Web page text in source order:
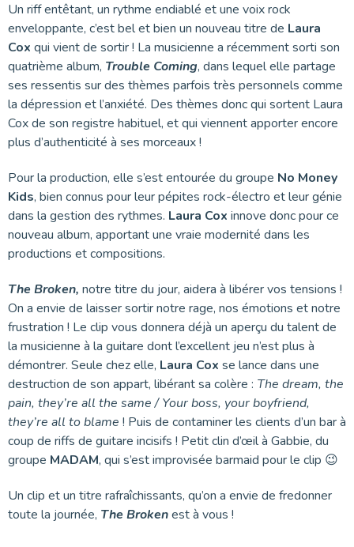
Un riff entêtant, un rythme endiablé et une voix rock
enveloppante, c’est bel et bien un nouveau titre de Laura
Cox qui vient de sortir ! La musicienne a récemment sorti son
quatrième album, Trouble Coming, dans lequel elle partage
ses ressentis sur des thèmes parfois très personnels comme
la dépression et l’anxiété. Des thèmes donc qui sortent Laura
Cox de son registre habituel, et qui viennent apporter encore
plus d’authenticité à ses morceaux !
Pour la production, elle s’est entourée du groupe No Money
Kids, bien connus pour leur pépites rock-électro et leur génie
dans la gestion des rythmes. Laura Cox innove donc pour ce
nouveau album, apportant une vraie modernité dans les
productions et compositions.
The Broken, notre titre du jour, aidera à libérer vos tensions !
On a envie de laisser sortir notre rage, nos émotions et notre
frustration ! Le clip vous donnera déjà un aperçu du talent de
la musicienne à la guitare dont l’excellent jeu n’est plus à
démontrer. Seule chez elle, Laura Cox se lance dans une
destruction de son appart, libérant sa colère : The dream, the
pain, they’re all the same / Your boss, your boyfriend,
they’re all to blame ! Puis de contaminer les clients d’un bar à
coup de riffs de guitare incisifs ! Petit clin d’œil à Gabbie, du
groupe MADAM, qui s’est improvisée barmaid pour le clip 😉
Un clip et un titre rafraîchissants, qu’on a envie de fredonner
toute la journée, The Brokenest à vous !